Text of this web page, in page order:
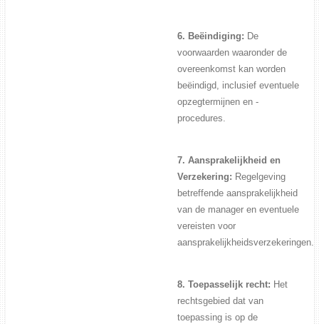
6. Beëindiging: De
voorwaarden waaronder de
overeenkomst kan worden
beëindigd, inclusief eventuele
opzegtermijnen en -
procedures.
7. Aansprakelijkheid en
Verzekering: Regelgeving
betreffende aansprakelijkheid
van de manager en eventuele
vereisten voor
aansprakelijkheidsverzekeringen.
8. Toepasselijk recht: Het
rechtsgebied dat van
toepassing is op de